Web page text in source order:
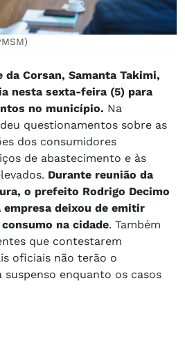
Corsan, Samanta Takimi,
nesta sexta-feira (5) para
no município. Na
questionamentos sobre as
dos consumidores
de abastecimento e às
Durante reunião da
o prefeito Rodrigo Decimo
empresa deixou de emitir
na cidade. Também
que contestarem
oficiais não terão o
enquanto os casos